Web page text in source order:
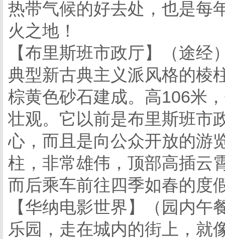
热带气候的好去处，也是每
火之地！
【布里斯班市政厅】（途
典型新古典主义派风格的棱
棕黄色砂石建成。高106米
壮观。它以前是布里斯班市
心，而且是向公众开放的游
柱，非常雄伟，顶部高插云
而后乘车前往四季如春的度
【华纳电影世界】（园内
乐园，走在城内的街上，就